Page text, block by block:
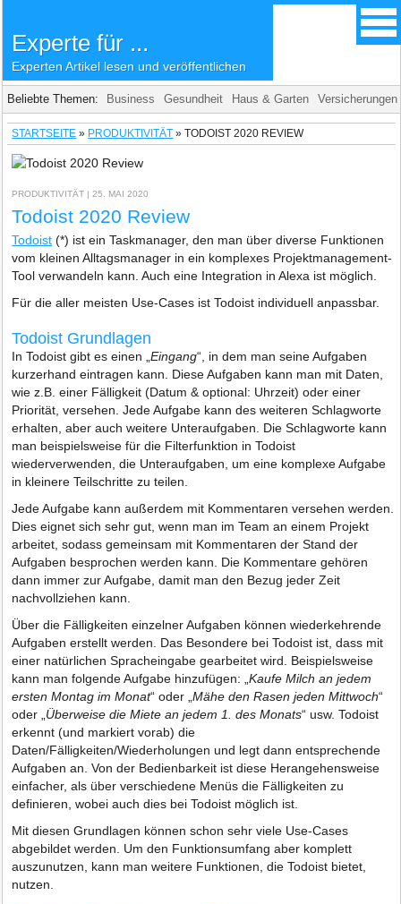
Experte für ...
Experten Artikel lesen und veröffentlichen
Beliebte Themen: Business Gesundheit Haus & Garten Versicherungen
STARTSEITE » PRODUKTIVITÄT »TODOIST 2020 REVIEW
PRODUKTIVITÄT | 25. MAI 2020
Todoist 2020 Review
Todoist (*) ist ein Taskmanager, den man über diverse Funktionen
vom kleinen Alltagsmanager in ein komplexes Projektmanagement-
Tool verwandeln kann. Auch eine Integration in Alexa ist möglich.
Für die aller meisten Use-Cases ist Todoist individuell anpassbar.
Todoist Grundlagen
In Todoist gibt es einen „Eingang“, in dem man seine Aufgaben
kurzerhand eintragen kann. Diese Aufgaben kann man mit Daten,
wie z.B. einer Fälligkeit (Datum & optional: Uhrzeit) oder einer
Priorität, versehen. Jede Aufgabe kann des weiteren Schlagworte
erhalten, aber auch weitere Unteraufgaben. Die Schlagworte kann
man beispielsweise für die Filterfunktion in Todoist
wiederverwenden, die Unteraufgaben, um eine komplexe Aufgabe
in kleinere Teilschritte zu teilen.
Jede Aufgabe kann außerdem mit Kommentaren versehen werden.
Dies eignet sich sehr gut, wenn man im Team an einem Projekt
arbeitet, sodass gemeinsam mit Kommentaren der Stand der
Aufgaben besprochen werden kann. Die Kommentare gehören
dann immer zur Aufgabe, damit man den Bezug jeder Zeit
nachvollziehen kann.
Über die Fälligkeiten einzelner Aufgaben können wiederkehrende
Aufgaben erstellt werden. Das Besondere bei Todoist ist, dass mit
einer natürlichen Spracheingabe gearbeitet wird. Beispielsweise
kann man folgende Aufgabe hinzufügen: „Kaufe Milch an jedem
ersten Montag im Monat“ oder „Mähe den Rasen jeden Mittwoch“
oder „ Überweise die Miete an jedem 1. des Monats“ usw. Todoist
erkennt (und markiert vorab) die
Daten/Fälligkeiten/Wiederholungen und legt dann entsprechende
Aufgaben an. Von der Bedienbarkeit ist diese Herangehensweise
einfacher, als über verschiedene Menüs die Fälligkeiten zu
definieren, wobei auch dies bei Todoist möglich ist.
Mit diesen Grundlagen können schon sehr viele Use-Cases
abgebildet werden. Um den Funktionsumfang aber komplett
auszunutzen, kann man weitere Funktionen, die Todoist bietet,
nutzen.